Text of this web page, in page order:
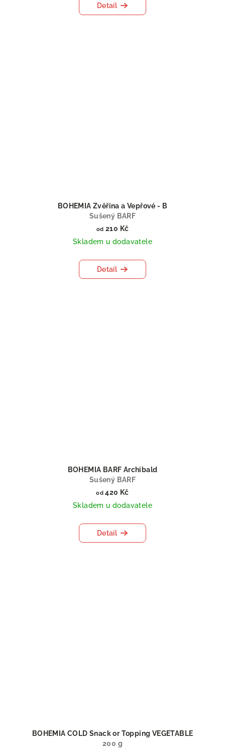
Detail
BOHEMIA Zvěřina a Vepřové - B
Sušený BARF
od 210 Kč
Skladem u dodavatele
Detail
BOHEMIA BARF Archibald
Sušený BARF
od 420 Kč
Skladem u dodavatele
Detail
BOHEMIA COLD Snack or Topping VEGETABLE
200 g